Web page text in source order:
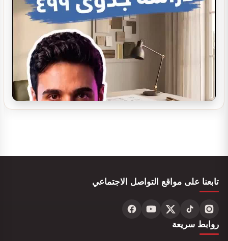
تصميم بوفيه مودرن
تابعنا على مواقع التواصل الاجتماعي
روابط سريعة